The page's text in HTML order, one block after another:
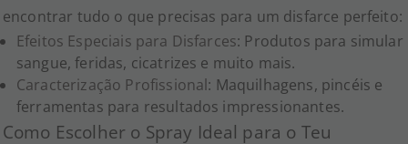
encontrar tudo o que precisas para um disfarce perfeito:
Efeitos Especiais para Disfarces: Produtos para simular
sangue, feridas, cicatrizes e muito mais.
Caracterização Profissional: Maquilhagens, pincéis e
ferramentas para resultados impressionantes.
Como Escolher o Spray Ideal para o Teu